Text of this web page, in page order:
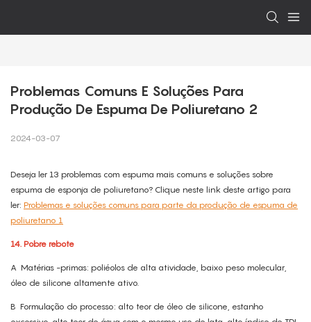
Problemas Comuns E Soluções Para
Produção De Espuma De Poliuretano 2
2024-03-07
Deseja ler 13 problemas com espuma mais comuns e soluções sobre
espuma de esponja de poliuretano? Clique neste link deste artigo para
ler: Problemas e soluções comuns para parte da produção de espuma de
poliuretano 1
14. Pobre rebote
A Matérias -primas: poliéolos de alta atividade, baixo peso molecular,
óleo de silicone altamente ativo.
B Formulação do processo: alto teor de óleo de silicone, estanho